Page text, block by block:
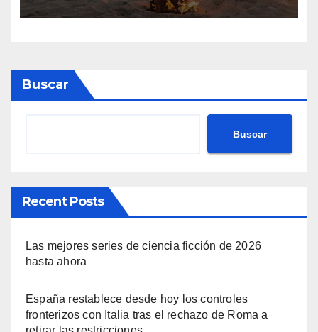
Buscar
Buscar
Recent Posts
Las mejores series de ciencia ficción de 2026
hasta ahora
España restablece desde hoy los controles
fronterizos con Italia tras el rechazo de Roma a